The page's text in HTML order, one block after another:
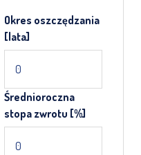
Okres oszczędzania
[lata]
Średnioroczna
stopa zwrotu [%]